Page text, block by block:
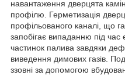
навантаження дверцята
профілю. Герметизація
профільованого каналі, що
запобігає випаданню під час
частинок палива завдяки
виведення димових газів.
ззовні за допомогою